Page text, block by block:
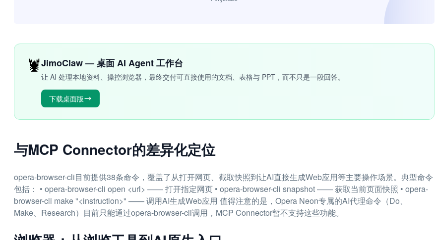
🦞JimoClaw — 桌面 AI Agent 工作台
让 AI 处理本地资料、操控浏览器，最终交付可直接使用的文档、表格与 PPT，而不只是一段回答。
下载桌面版
与MCP Connector的差异化定位
opera-browser-cli目前提供38条命令，覆盖了从打开网页、截取快照到让AI直接生成Web应用等主要操作场景。典型命令
包括： • opera-browser-cli open <url> —— 打开指定网页 • opera-browser-cli snapshot —— 获取当前页面快照 • opera-
browser-cli make "<instruction>" —— 调用AI生成Web应用 值得注意的是，Opera Neon专属的AI代理命令（Do、
Make、Research）目前只能通过opera-browser-cli调用，MCP Connector暂不支持这些功能。